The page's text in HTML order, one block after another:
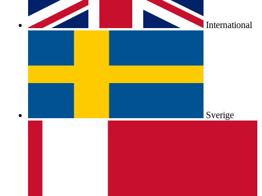
International
Sverige